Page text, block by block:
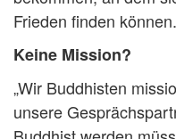
Frieden finden können.
Keine Mission?
„Wir Buddhisten
unsere